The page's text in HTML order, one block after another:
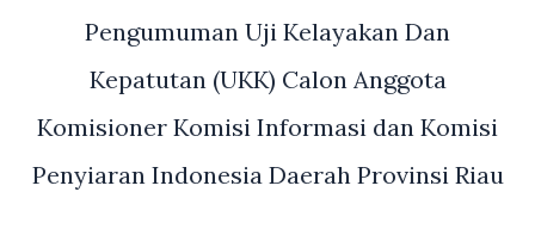
Graha
Pengumuman Uji Kelayakan Dan
Kepatutan (UKK) Calon Anggota
Komisioner Komisi Informasi dan Komisi
Penyiaran Indonesia Daerah Provinsi Riau